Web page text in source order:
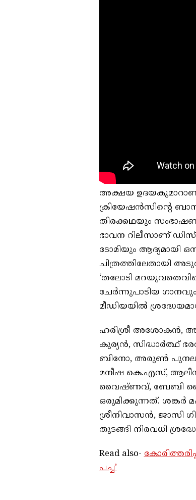
അക്ഷയ ഉദയകുമാറാണ്
ക്രിയേഷൻസിന്‍റെ
തിരക്കഥയും
ഭാവന റിലീസാണ്
ടോമിയും ആദ്യമായി
ചിത്രത്തിലേതായി
‘തലോടി
ചേർന്നുപാടിയ
മീഡിയയിൽ
ഹരിശ്രീ അശോകൻ,
കുര്യൻ, സിദ്ധാർത്ഥ്
ബിനോ, അരുൺ പുനലൂർ,
മനീഷ കെ.എസ്, ആലീസ്
വൈഷ്ണവ്, ബേബി
ഒരുമിക്കുന്നത്. ശങ്കർ
ശ്രീനിവാസൻ, ജാസി
തുടങ്ങി നിരവധി
Read also-
പച്ച’